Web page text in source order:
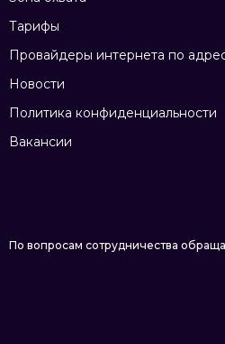
Тарифы
Провайдеры интернета по
Новости
Политика конфиденциальности
Вакансии
По вопросам сотрудничества